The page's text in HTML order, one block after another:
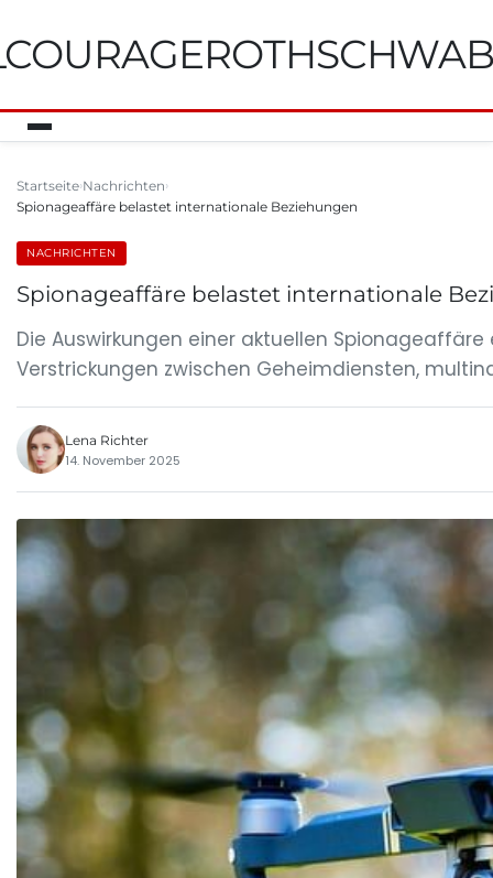
Startseite Nachrichten
Spionageaffäre belastet internationale Beziehungen
NACHRICHTEN
Spionageaffäre belastet internationale
Die Auswirkungen einer aktuellen
Verstrickungen zwischen Geheimdiensten,
Lena Richter
14. November 2025